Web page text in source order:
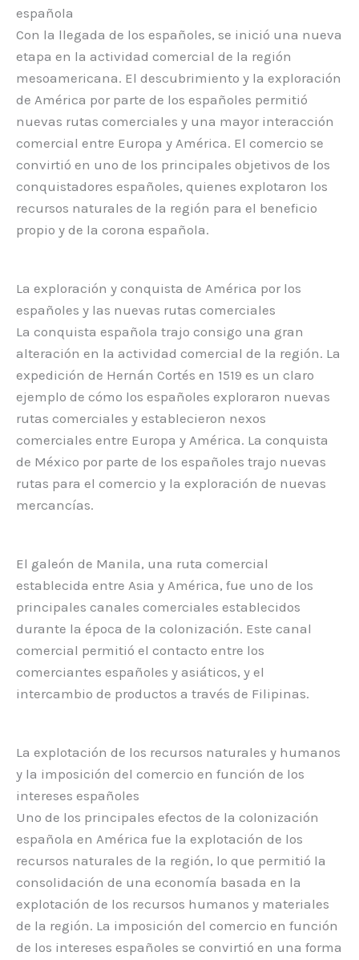
española
Con la llegada de los españoles, se inició una nueva
etapa en la actividad comercial de la región
mesoamericana. El descubrimiento y la exploración
de América por parte de los españoles permitió
nuevas rutas comerciales y una mayor interacción
comercial entre Europa y América. El comercio se
convirtió en uno de los principales objetivos de los
conquistadores españoles, quienes explotaron los
recursos naturales de la región para el beneficio
propio y de la corona española.
La exploración y conquista de América por los
españoles y las nuevas rutas comerciales
La conquista española trajo consigo una gran
alteración en la actividad comercial de la región. La
expedición de Hernán Cortés en 1519 es un claro
ejemplo de cómo los españoles exploraron nuevas
rutas comerciales y establecieron nexos
comerciales entre Europa y América. La conquista
de México por parte de los españoles trajo nuevas
rutas para el comercio y la exploración de nuevas
mercancías.
El galeón de Manila, una ruta comercial
establecida entre Asia y América, fue uno de los
principales canales comerciales establecidos
durante la época de la colonización. Este canal
comercial permitió el contacto entre los
comerciantes españoles y asiáticos, y el
intercambio de productos a través de Filipinas.
La explotación de los recursos naturales y humanos
y la imposición del comercio en función de los
intereses españoles
Uno de los principales efectos de la colonización
española en América fue la explotación de los
recursos naturales de la región, lo que permitió la
consolidación de una economía basada en la
explotación de los recursos humanos y materiales
de la región. La imposición del comercio en función
de los intereses españoles se convirtió en una forma